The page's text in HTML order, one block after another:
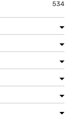
534
filter